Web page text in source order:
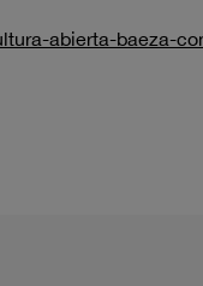
abierta-baeza-